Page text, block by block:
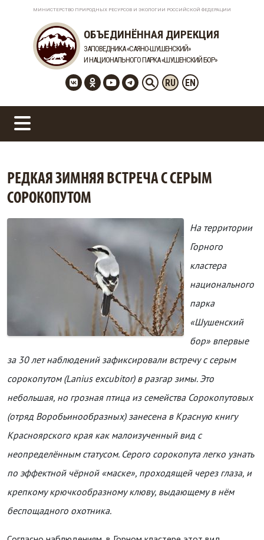
МИНИСТЕРСТВО ПРИРОДНЫХ РЕСУРСОВ И ЭКОЛОГИИ РОССИЙСКОЙ ФЕДЕРАЦИИ
ОБЪЕДИНЁННАЯ ДИРЕКЦИЯ
ЗАПОВЕДНИКА «САЯНО-ШУШЕНСКИЙ»
И НАЦИОНАЛЬНОГО ПАРКА «ШУШЕНСКИЙ БОР»
RU EN
РЕДКАЯ ЗИМНЯЯ ВСТРЕЧА С СЕРЫМ
СОРОКОПУТОМ
На территории
Горного
кластера
национального
парка
«Шушенский
бор» впервые
за 30 лет наблюдений зафиксировали встречу с серым
сорокопутом (Lanius excubitor) в разгар зимы. Это
небольшая, но грозная птица из семейства Сорокопутовых
(отряд Воробьинообразных) занесена в Красную книгу
Красноярского края как малоизученный вид с
неопределённым статусом. Серого сорокопута легко узнать
по эффектной чёрной «маске», проходящей через глаза, и
крепкому крючкообразному клюву, выдающему в нём
беспощадного охотника.